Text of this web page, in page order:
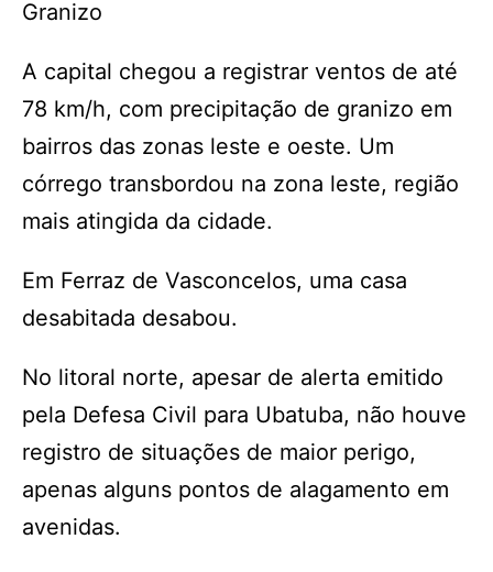
Granizo
A capital chegou a registrar ventos de até
78 km/h, com precipitação de granizo em
bairros das zonas leste e oeste. Um
córrego transbordou na zona leste, região
mais atingida da cidade.
Em Ferraz de Vasconcelos, uma casa
desabitada desabou.
No litoral norte, apesar de alerta emitido
pela Defesa Civil para Ubatuba, não houve
registro de situações de maior perigo,
apenas alguns pontos de alagamento em
avenidas.